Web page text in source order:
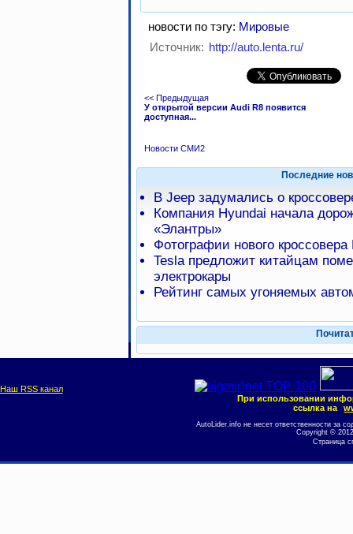
новости по тэгу: Мировые
Источник: http://auto.lenta.ru/
<< Предыдущая
У открытой версии Audi R8 появится
доступная...
Новости СМИ2
Последние
В Jeep задумались о
Компания Hyundai начала
«Элантры»
Фотографии нового
Tesla предложит китайцам
электрокары
Рейтинг самых угоняемых
Наш RSS канал
При использовании
ссылка на
AutoLider.info не несет ответственности за
Copyright ©
Страница